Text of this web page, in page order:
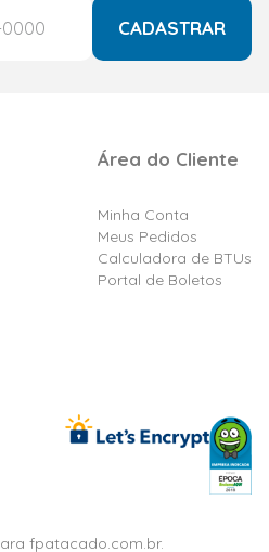
CADASTRAR
Área do Cliente
Minha Conta
Meus Pedidos
Calculadora de BTUs
Portal de Boletos
fpatacado.com.br.